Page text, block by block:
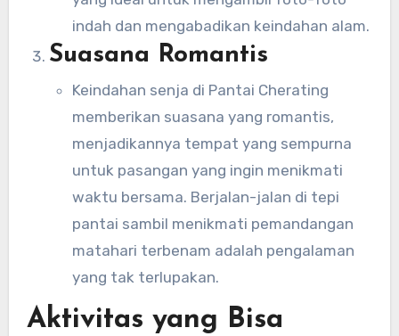
indah dan mengabadikan keindahan alam.
Suasana Romantis
Keindahan senja di Pantai Cherating
memberikan suasana yang romantis,
menjadikannya tempat yang sempurna
untuk pasangan yang ingin menikmati
waktu bersama. Berjalan-jalan di tepi
pantai sambil menikmati pemandangan
matahari terbenam adalah pengalaman
yang tak terlupakan.
Aktivitas yang Bisa